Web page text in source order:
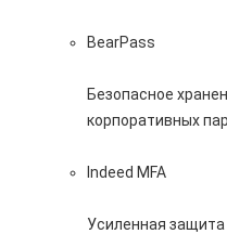
BearPass
Безопасное
корпоративных
Indeed MFA
Усиленная